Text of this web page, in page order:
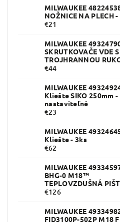
MILWAUKEE
NOŽNICE NA PLECH -
€21
MILWAUKEE
SKRUTKOVAČE VDE S
TROJHRANNOU
€44
MILWAUKEE
Kliešte SIKO 250mm -
nastaviteľné
€23
MILWAUKEE
Kliešte - 3ks
€62
MILWAUKEE
BHG-0 M18™
TEPLOVZDUŠNÁ
€126
MILWAUKEE
FID3100P-502P M18